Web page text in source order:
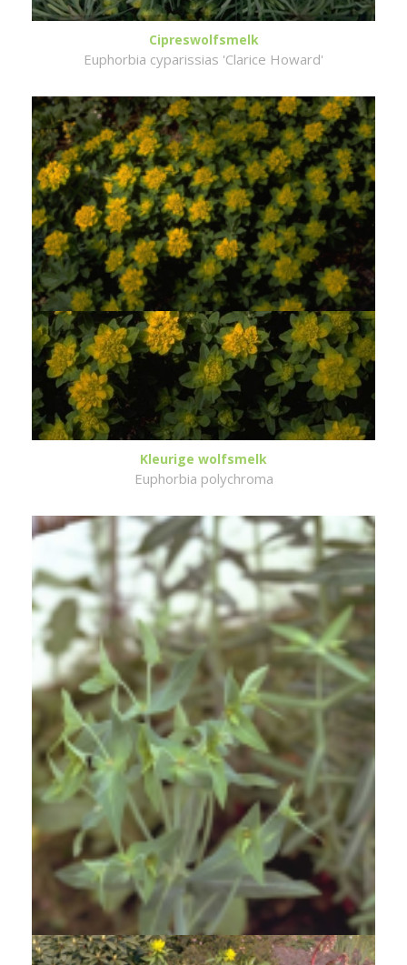
Cipreswolfsmelk
Euphorbia cyparissias 'Clarice Howard'
Kleurige wolfsmelk
Euphorbia polychroma
Kruisbladige wolfsmelk
Euphorbia lathyris